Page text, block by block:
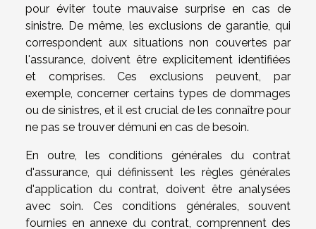
pour éviter toute mauvaise surprise en cas de
sinistre. De même, les exclusions de garantie, qui
correspondent aux situations non couvertes par
l'assurance, doivent être explicitement identifiées
et comprises. Ces exclusions peuvent, par
exemple, concerner certains types de dommages
ou de sinistres, et il est crucial de les connaître pour
ne pas se trouver démuni en cas de besoin.
En outre, les conditions générales du contrat
d'assurance, qui définissent les règles générales
d'application du contrat, doivent être analysées
avec soin. Ces conditions générales, souvent
fournies en annexe du contrat, comprennent des